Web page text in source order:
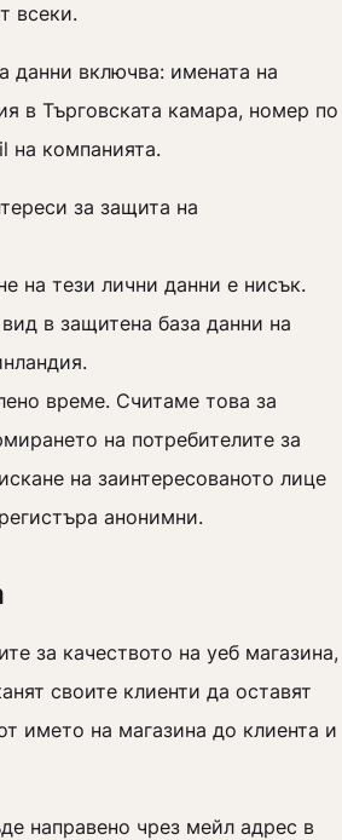
всеки.
данни включва: имената на
в Търговската камара, номер по
на компанията.
за защита на
на тези лични данни е нисък.
в защитена база данни на
време. Считаме това за
на потребителите за
на заинтересованото лице
анонимни.
за качеството на уеб магазина,
своите клиенти да оставят
името на магазина до клиента и
направено чрез мейл адрес в